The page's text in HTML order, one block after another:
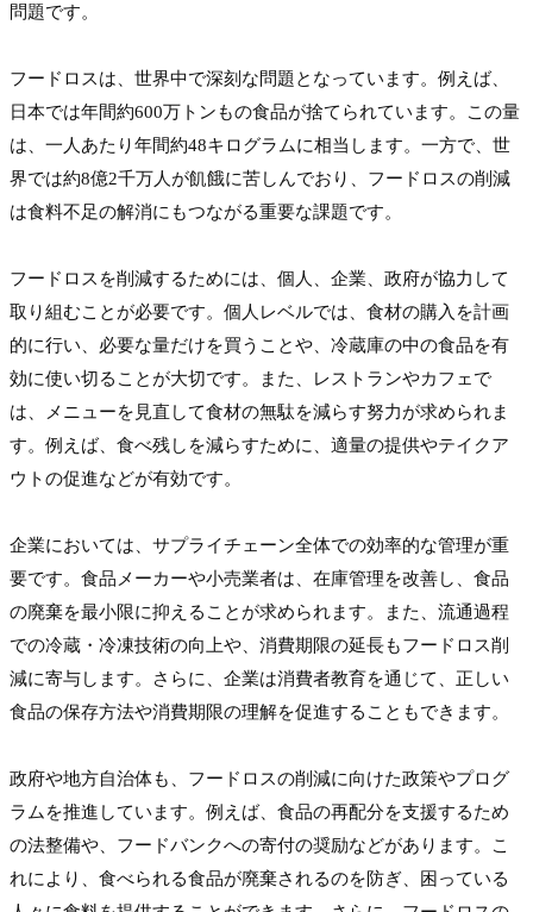
問題です。
フードロスは、世界中で深刻な問題となっています。例えば、
日本では年間約600万トンもの食品が捨てられています。この量
は、一人あたり年間約48キログラムに相当します。一方で、世
界では約8億2千万人が飢餓に苦しんでおり、フードロスの削減
は食料不足の解消にもつながる重要な課題です。
フードロスを削減するためには、個人、企業、政府が協力して
取り組むことが必要です。個人レベルでは、食材の購入を計画
的に行い、必要な量だけを買うことや、冷蔵庫の中の食品を有
効に使い切ることが大切です。また、レストランやカフェで
は、メニューを見直して食材の無駄を減らす努力が求められま
す。例えば、食べ残しを減らすために、適量の提供やテイクア
ウトの促進などが有効です。
企業においては、サプライチェーン全体での効率的な管理が重
要です。食品メーカーや小売業者は、在庫管理を改善し、食品
の廃棄を最小限に抑えることが求められます。また、流通過程
での冷蔵・冷凍技術の向上や、消費期限の延長もフードロス削
減に寄与します。さらに、企業は消費者教育を通じて、正しい
食品の保存方法や消費期限の理解を促進することもできます。
政府や地方自治体も、フードロスの削減に向けた政策やプログ
ラムを推進しています。例えば、食品の再配分を支援するため
の法整備や、フードバンクへの寄付の奨励などがあります。こ
れにより、食べられる食品が廃棄されるのを防ぎ、困っている